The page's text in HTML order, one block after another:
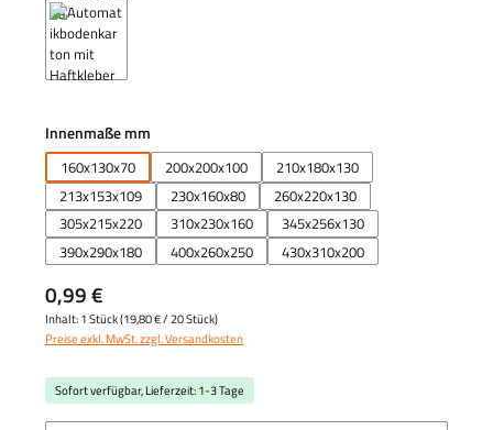
Innenmaße mm
160x130x70 200x200x100
210x180x130
213x153x109
230x160x80
260x220x130
305x215x220
310x230x160
345x256x130
390x290x180
400x260x250 430x310x200
0,99 €
Inhalt:1 Stück(19,80 €/ 20 Stück)
Preise exkl. MwSt. zzgl. Versandkosten
Sofort verfügbar, Lieferzeit: 1-3 Tage